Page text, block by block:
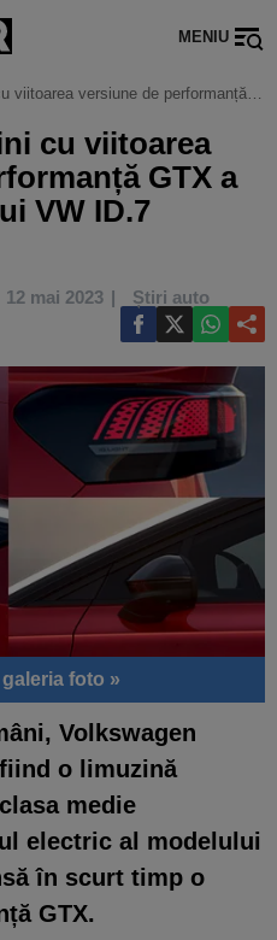
MENIU
versiune de performanță gtx a electricului vw id.7
cu viitoarea
GTX a
VW ID.7
12 mai 2023 Știri auto
galeria foto »
Volkswagen
o limuzină
medie
electric al modelului
în scurt timp o
GTX.